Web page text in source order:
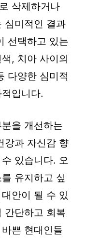
삭제하거나
심미적인 결과
선택하고 있는
, 치아 사이의
다양한 심미적
입니다.
을 개선하는
강과 자신감 향
있습니다. 오
유지하고 싶
안이 될 수 있
간단하고 회복
쁜 현대인들